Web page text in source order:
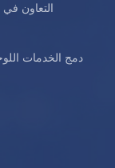
التعاون
دمج الخدمات